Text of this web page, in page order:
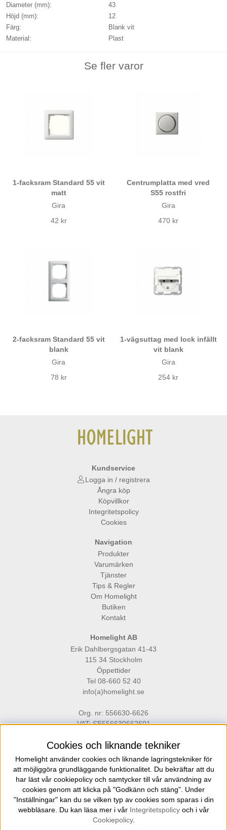
Diameter (mm):
43
Höjd (mm):
12
Färg:
Blank vit
Material:
Plast
Se fler varor
1-facksram Standard 55 vit
matt
Gira
42 kr
Centrumplatta med vred
S55 rostfri
Gira
470 kr
2-facksram Standard 55 vit
blank
Gira
78 kr
1-vägsuttag med lock infällt
vit blank
Gira
254 kr
Kundservice
Logga in / registrera
Ångra köp
Köpvillkor
Integritetspolicy
Cookies
Navigation
Produkter
Varumärken
Tjänster
Tips & Regler
Om Homelight
Butiken
Kontakt
Homelight AB
Erik Dahlbergsgatan 41-43
115 34 Stockholm
Öppettider
Tel 08-660 52 40
info(a)homelight.se
Org. nr: 556630-6626
VAT: SE556630662601
Homelight är en belysningsbutik på Gärdet i Stockholm för dig som ställer
höga krav på kvalitet, funktion och design inom el och belysning.
Copyright © 2021
Cookies och liknande tekniker
Homelight använder cookies och liknande lagringstekniker för
att möjliggöra grundläggande funktionalitet. Du bekräftar att du
har läst vår cookiepolicy och samtycker till vår användning av
cookies genom att klicka på "Godkänn och stäng". Under
"Inställningar" kan du se vilken typ av cookies som sparas i din
webbläsare. Du kan läsa mer i vår Integritetspolicyoch i vår
Cookiepolicy.